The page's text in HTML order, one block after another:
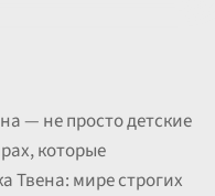
— не просто детские
которые
Твена: мире строгих